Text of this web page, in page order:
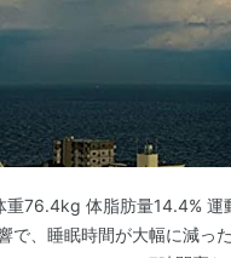
重76.4kg 体脂肪量14.4% 運
で、睡眠時間が大幅に減っ